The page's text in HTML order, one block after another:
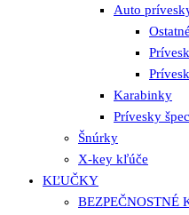
Auto
Ostatné
Karabinky
Prívesky
Šnúrky
X-key kľúče
KĽUČKY
BEZPEČNOSTNÉ